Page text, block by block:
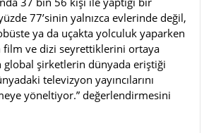
77’sinin yalnızca evlerinde değil,
ya da uçakta yolculuk yaparken
ve dizi seyrettiklerini ortaya
şirketlerin dünyada eriştiği
televizyon yayıncılarını
yöneltiyor.” değerlendirmesini